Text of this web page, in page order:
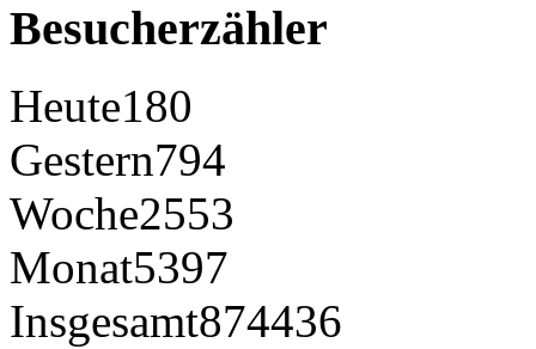
Besucherzähler
Heute180
Gestern794
Woche2553
Monat5397
Insgesamt874436